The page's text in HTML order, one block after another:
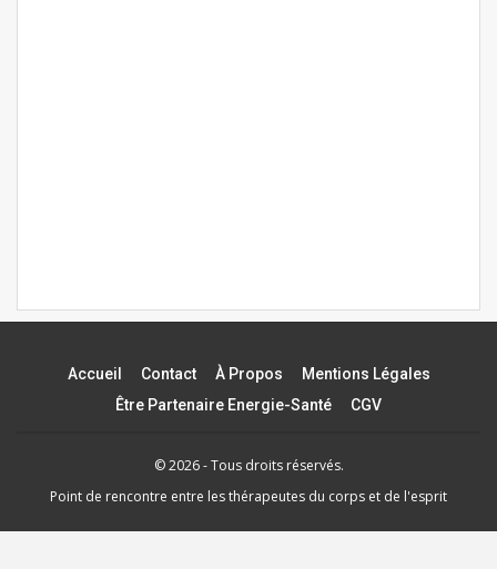
Accueil Contact À Propos
Mentions Légales
Être Partenaire Energie-Santé
CGV
© 2026 - Tous droits réservés.
Point de rencontre entre les thérapeutes du corps et de l'esprit